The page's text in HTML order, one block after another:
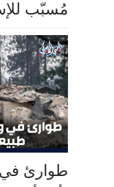
مُسبّب
طوارئ